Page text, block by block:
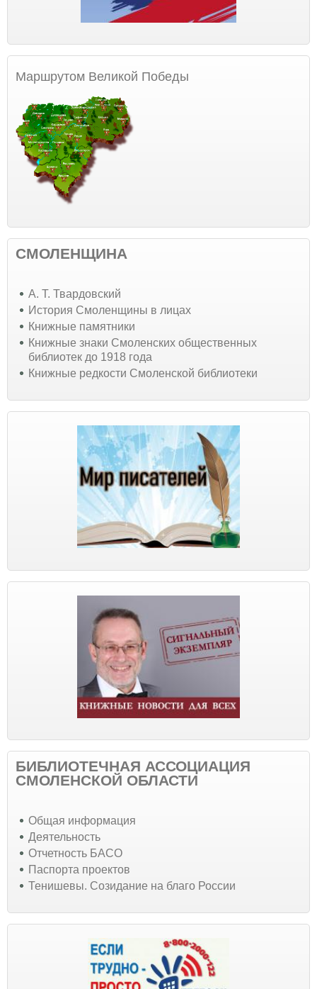
Маршрутом Великой Победы
СМОЛЕНЩИНА
А. Т. Твардовский
История Смоленщины в лицах
Книжные памятники
Книжные знаки Смоленских общественных
библиотек до 1918 года
Книжные редкости Смоленской библиотеки
БИБЛИОТЕЧНАЯ АССОЦИАЦИЯ
СМОЛЕНСКОЙ ОБЛАСТИ
Общая информация
Деятельность
Отчетность БАСО
Паспорта проектов
Тенишевы. Созидание на благо России